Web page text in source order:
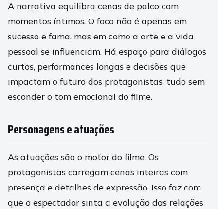
A narrativa equilibra cenas de palco com
momentos íntimos. O foco não é apenas em
sucesso e fama, mas em como a arte e a vida
pessoal se influenciam. Há espaço para diálogos
curtos, performances longas e decisões que
impactam o futuro dos protagonistas, tudo sem
esconder o tom emocional do filme.
Personagens e atuações
As atuações são o motor do filme. Os
protagonistas carregam cenas inteiras com
presença e detalhes de expressão. Isso faz com
que o espectador sinta a evolução das relações